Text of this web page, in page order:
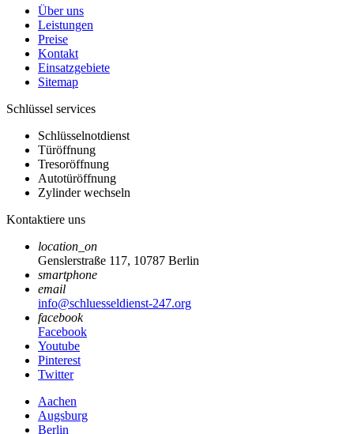
Über uns
Leistungen
Preise
Kontakt
Einsatzgebiete
Sitemap
Schlüssel services
Schlüsselnotdienst
Türöffnung
Tresoröffnung
Autotüröffnung
Zylinder wechseln
Kontaktiere uns
location_on
Genslerstraße 117, 10787 Berlin
smartphone
email
info@schluesseldienst-247.org
facebook
Facebook
Youtube
Pinterest
Twitter
Aachen
Augsburg
Berlin